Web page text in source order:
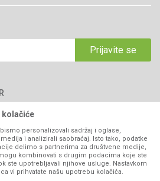
Prijavite se
kolačiće
personalizovali sadržaj i oglase,
i analizirali saobraćaj. Isto tako, podatke
delimo s partnerima za društvene medije,
kombinovati s drugim podacima koje ste
ste upotrebljavali njihove usluge. Nastavkom
vi prihvatate našu upotrebu kolačića.